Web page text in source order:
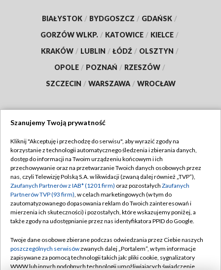
BIAŁYSTOK / BYDGOSZCZ / GDAŃSK /
GORZÓW WLKP. / KATOWICE / KIELCE /
KRAKÓW / LUBLIN / ŁÓDŹ / OLSZTYN /
OPOLE / POZNAŃ / RZESZÓW /
SZCZECIN / WARSZAWA / WROCŁAW
TVP
Abonament TVP
Emisja w TVP
Centrum informacji TVP
Naziemna Telewizja Cyfrowa
Rada Programowa
System NOS
Regulamin TVP
Polityka prywatności
Moje zgody
Pomoc
Kontakt
Szanujemy Twoją prywatność
Kliknij "Akceptuję i przechodzę do serwisu", aby wyrazić zgody na
korzystanie z technologii automatycznego śledzenia i zbierania danych,
dostęp do informacji na Twoim urządzeniu końcowym i ich
przechowywanie oraz na przetwarzanie Twoich danych osobowych przez
nas, czyli Telewizję Polską S.A. w likwidacji (zwaną dalej również „TVP”),
Zaufanych Partnerów z IAB* (1201 firm) oraz pozostałych Zaufanych
Partnerów TVP (93 firm), w celach marketingowych (w tym do
zautomatyzowanego dopasowania reklam do Twoich zainteresowań i
mierzenia ich skuteczności) i pozostałych, które wskazujemy poniżej, a
także zgody na udostępnianie przez nas identyfikatora PPID do Google.
Twoje dane osobowe zbierane podczas odwiedzania przez Ciebie naszych
poszczególnych serwisówzwanych dalej „Portalem”, w tym informacje
zapisywane za pomocą technologii takich jak: pliki cookie, sygnalizatory
WWW lub innych podobnych technologii umożliwiających świadczenie